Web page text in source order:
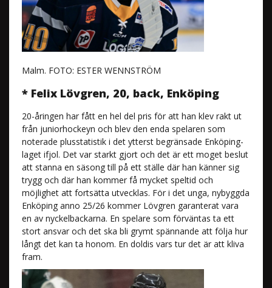
Malm. FOTO: ESTER WENNSTRÖM
* Felix Lövgren, 20, back, Enköping
20-åringen har fått en hel del pris för att han klev rakt ut
från juniorhockeyn och blev den enda spelaren som
noterade plusstatistik i det ytterst begränsade Enköping-
laget ifjol. Det var starkt gjort och det är ett moget beslut
att stanna en säsong till på ett ställe där han känner sig
trygg och där han kommer få mycket speltid och
möjlighet att fortsätta utvecklas. För i det unga, nybyggda
Enköping anno 25/26 kommer Lövgren garanterat vara
en av nyckelbackarna. En spelare som förväntas ta ett
stort ansvar och det ska bli grymt spännande att följa hur
långt det kan ta honom. En doldis vars tur det är att kliva
fram.